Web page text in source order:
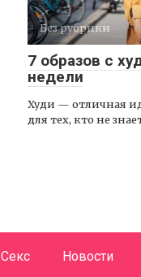
Без рубрики
7 образов с
недели
Худи — отличная
для тех, кто не
Секс Новости